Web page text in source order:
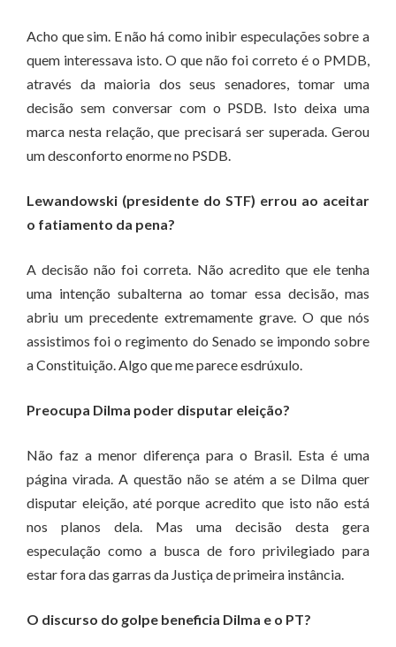
Acho que sim. E não há como inibir especulações sobre a
quem interessava isto. O que não foi correto é o PMDB,
através da maioria dos seus senadores, tomar uma
decisão sem conversar com o PSDB. Isto deixa uma
marca nesta relação, que precisará ser superada. Gerou
um desconforto enorme no PSDB.
Lewandowski (presidente do STF) errou ao aceitar
o fatiamento da pena?
A decisão não foi correta. Não acredito que ele tenha
uma intenção subalterna ao tomar essa decisão, mas
abriu um precedente extremamente grave. O que nós
assistimos foi o regimento do Senado se impondo sobre
a Constituição. Algo que me parece esdrúxulo.
Preocupa Dilma poder disputar eleição?
Não faz a menor diferença para o Brasil. Esta é uma
página virada. A questão não se atém a se Dilma quer
disputar eleição, até porque acredito que isto não está
nos planos dela. Mas uma decisão desta gera
especulação como a busca de foro privilegiado para
estar fora das garras da Justiça de primeira instância.
O discurso do golpe beneficia Dilma e o PT?